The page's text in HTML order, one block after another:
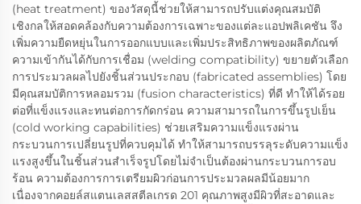
(heat treatment) ของวัสดุนี้ช่วยให้สามารถปรับแต่งคุณสมบัติ
เชิงกลให้สอดคล้องกับความต้องการเฉพาะของแต่ละแอปพลิเคชัน จึง
เพิ่มความยืดหยุ่นในการออกแบบและเพิ่มประสิทธิภาพของผลิตภัณฑ์
ความเข้ากันได้กับการเชื่อม (welding compatibility) ขยายตัวเลือก
การประมวลผลไปยังชิ้นส่วนประกอบ (fabricated assemblies) โดย
มีคุณสมบัติการหลอมรวม (fusion characteristics) ที่ดี ทำให้ได้รอย
ต่อที่แข็งแรงและทนต่อการกัดกร่อน ความสามารถในการขึ้นรูปเย็น
(cold working capabilities) ช่วยเสริมความแข็งแรงผ่าน
กระบวนการเปลี่ยนรูปที่ควบคุมได้ ทำให้สามารถบรรลุระดับความแข็ง
แรงสูงขึ้นในชิ้นส่วนสำเร็จรูปโดยไม่จำเป็นต้องผ่านกระบวนการอบ
ร้อน ความต้องการการเตรียมผิวก่อนการประมวลผลมีน้อยมาก
เนื่องจากคอยล์สแตนเลสสตีลเกรด 201 คุณภาพสูงมีผิวที่สะอาดและ